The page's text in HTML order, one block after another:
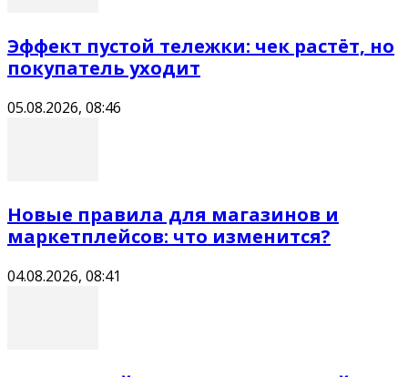
Эффект пустой тележки: чек растёт, но
покупатель уходит
05.08.2026, 08:46
Новые правила для магазинов и
маркетплейсов: что изменится?
04.08.2026, 08:41